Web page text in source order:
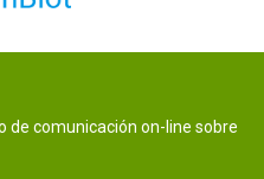
de comunicación on-line sobre